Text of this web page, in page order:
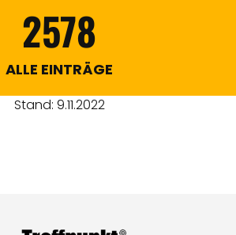
2578
ALLE EINTRÄGE
Stand: 9.11.2022